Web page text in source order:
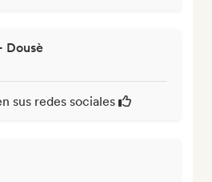
Dousè
sus redes sociales